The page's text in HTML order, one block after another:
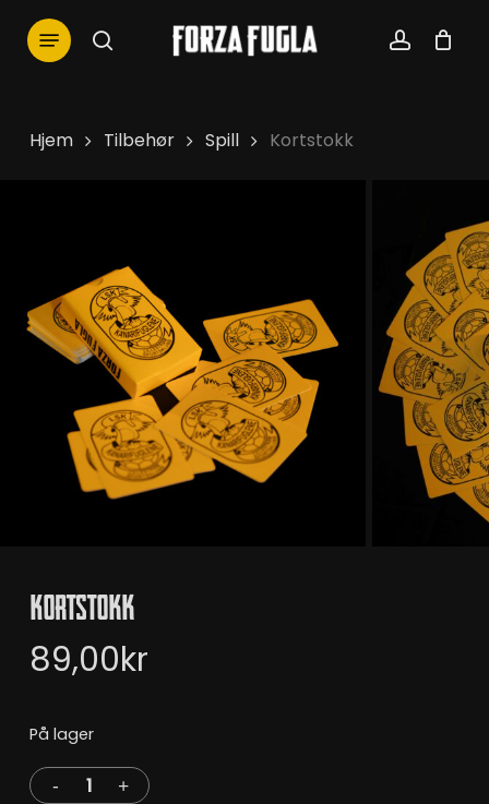
search account
Menu
Hjem Tilbehør Spill Kortstokk
Kortstokk
89,00kr
På lager